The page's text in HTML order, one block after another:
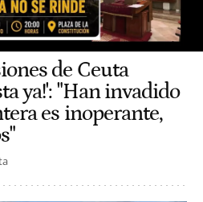
de Ceuta
ya!': "Han invadido
es inoperante,